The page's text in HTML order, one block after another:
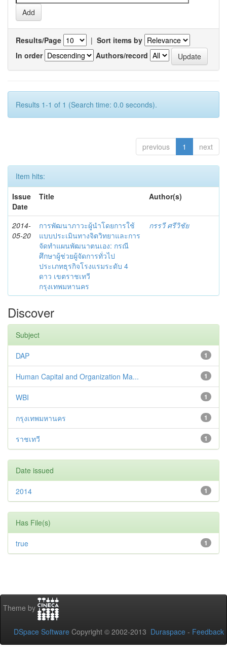
Results/Page | Sort items by
In order
Authors/record
Results 1-1 of 1 (Search time: 0.0 seconds).
previous 1 next
Item hits:
Issue
Date
Title Author(s)
2014-
05-20
การพัฒนาภาวะผู้นำโดยการใช้
แบบประเมินทางจิตวิทยาและการ
จัดทำแผนพัฒนาตนเอง: กรณี
ศึกษาผู้ช่วยผู้จัดการทั่วไป
ประเภทธุรกิจโรงแรมระดับ 4
ดาว เขตราชเทวี
กรุงเทพมหานคร
กรรวี ศรีวิชัย
Discover
Subject
1
DAP
1
Human Capital and Organization Ma...
1
WBI
1
กรุงเทพมหานคร
1
ราชเทวี
Date issued
1
2014
Has File(s)
1
true
Theme by
DSpace Software Copyright © 2002-2013 Duraspace - Feedback